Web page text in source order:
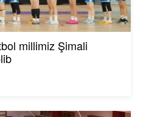
millimiz Şimali